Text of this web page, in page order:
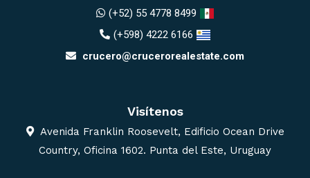
(+52) 55 4778 8499
(+598) 4222 6166
crucero@crucerorealestate.com
Visítenos
Avenida Franklin Roosevelt, Edificio Ocean Drive
Country, Oficina 1602. Punta del Este, Uruguay